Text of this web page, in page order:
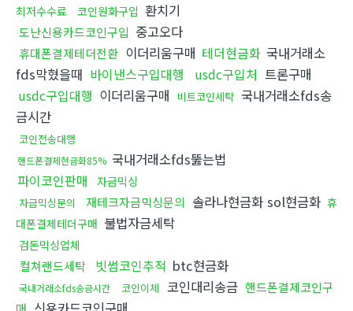
최저수수료
코인원화구입 환치기
도난신용카드코인구입 중고오다
휴대폰결제테더전환 이더리움구매 테더현금화 국내거래소
fds막혔을때 바이낸스구입대행 usdc구입처 트론구매
usdc구입대행 이더리움구매 비트코인세탁 국내거래소fds송
금시간
코인전송대행
핸드폰결제현금화85% 국내거래소fds뚫는법
파이코인판매
자금믹싱
자금믹싱문의 재테크자금믹싱문의 솔라나현금화 sol현금화 휴
대폰결제테더구매 불법자금세탁
검돈믹싱업체
컬쳐랜드세탁 빗썸코인추적 btc현금화
국내거래소fds송금시간 코인이체 코인대리송금 핸드폰결제코인구